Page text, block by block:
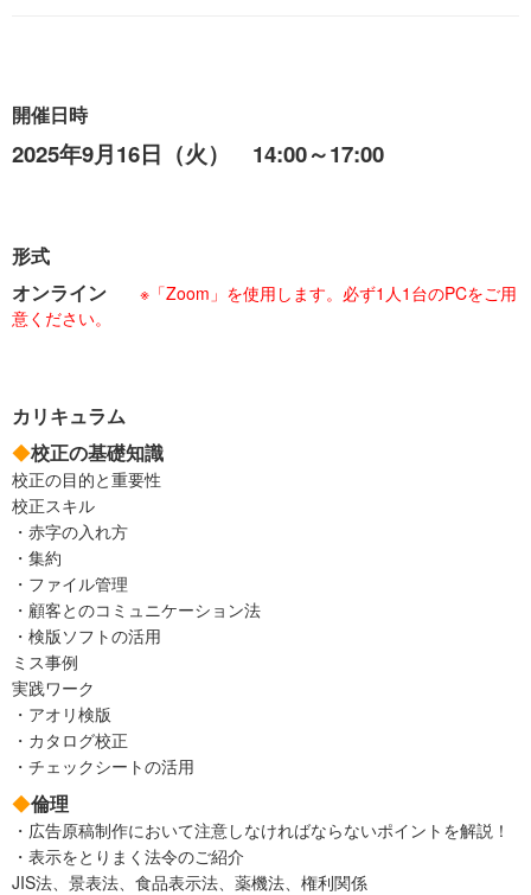
開催日時
2025年9月16日（火） 14:00～17:00
形式
オンライン
※「Zoom」を使用します。必ず1人1台のPCをご用
意ください。
カリキュラム
◆校正の基礎知識
校正の目的と重要性
校正スキル
・赤字の入れ方
・集約
・ファイル管理
・顧客とのコミュニケーション法
・検版ソフトの活用
ミス事例
実践ワーク
・アオリ検版
・カタログ校正
・チェックシートの活用
◆倫理
・広告原稿制作において注意しなければならないポイントを解説！
・表示をとりまく法令のご紹介
JIS法、景表法、食品表示法、薬機法、権利関係